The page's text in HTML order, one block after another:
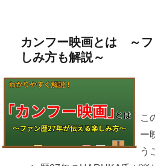
カンフー映画とは ～
しみ方も解説～
こ
ー
う